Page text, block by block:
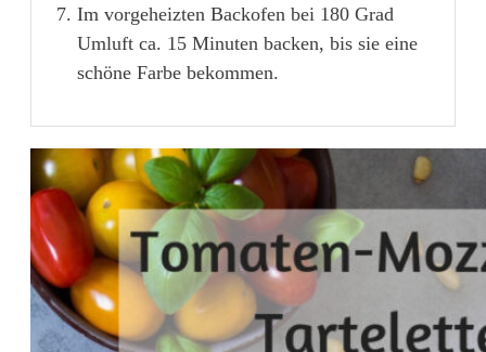
Im vorgeheizten Backofen bei 180 Grad
Umluft ca. 15 Minuten backen, bis sie eine
schöne Farbe bekommen.